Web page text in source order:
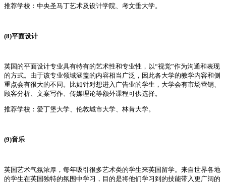
推荐学校：中央圣马丁艺术及设计学院、考文垂大学。
(8)平面设计
英国的平面设计专业具有特有的艺术性和专业性，以“视觉”作为沟通和表现
的方式。由于该专业领域涵盖的内容相当广泛，因此各大学的教学内容和侧
重点会有很大的不同。比如针对想进入广告业的学生，大学会有市场营销、
顾客分析、文案写作、传媒理论等额外课程可供选择。
推荐学校：爱丁堡大学、伦敦城市大学、林肯大学。
(9)音乐
英国艺术气氛浓厚，每年吸引很多艺术类的学生来英国留学。来自世界各地
的学生在英国独特的氛围中学习，目的是将他们学习到的技能带入更广阔的